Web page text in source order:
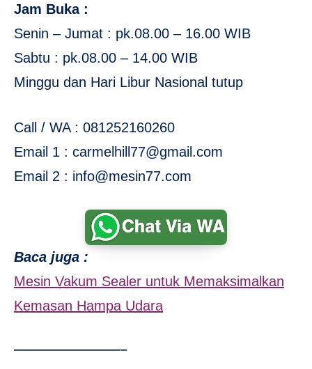
Jam Buka :
Senin – Jumat : pk.08.00 – 16.00 WIB
Sabtu : pk.08.00 – 14.00 WIB
Minggu dan Hari Libur Nasional tutup
Call / WA : 081252160260
Email 1 : carmelhill77@gmail.com
Email 2 : info@mesin77.com
Baca juga :
Mesin Vakum Sealer untuk Memaksimalkan
Kemasan Hampa Udara
—————————–